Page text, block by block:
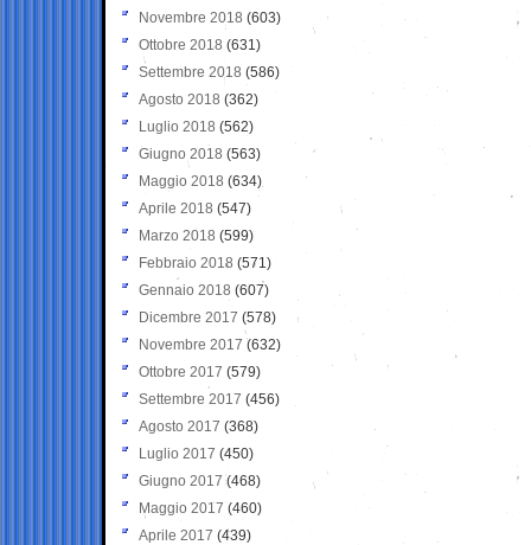
Novembre 2018 (603)
Ottobre 2018 (631)
Settembre 2018 (586)
Agosto 2018 (362)
Luglio 2018 (562)
Giugno 2018 (563)
Maggio 2018 (634)
Aprile 2018 (547)
Marzo 2018 (599)
Febbraio 2018 (571)
Gennaio 2018 (607)
Dicembre 2017 (578)
Novembre 2017 (632)
Ottobre 2017 (579)
Settembre 2017 (456)
Agosto 2017 (368)
Luglio 2017 (450)
Giugno 2017 (468)
Maggio 2017 (460)
Aprile 2017 (439)